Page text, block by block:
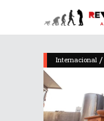
Internacional /